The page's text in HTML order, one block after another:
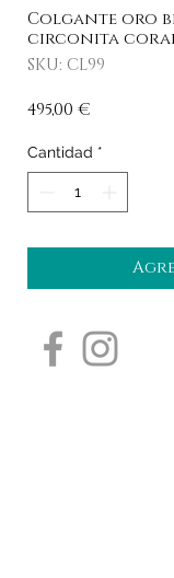
Colgante oro
circonita
SKU: CL99
495,00 €
Cantidad *